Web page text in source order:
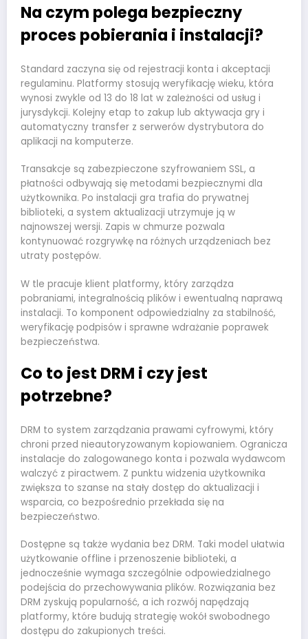
Na czym polega bezpieczny
proces pobierania i instalacji?
Standard zaczyna się od rejestracji konta i akceptacji
regulaminu. Platformy stosują weryfikację wieku, która
wynosi zwykle od 13 do 18 lat w zależności od usług i
jurysdykcji. Kolejny etap to zakup lub aktywacja gry i
automatyczny transfer z serwerów dystrybutora do
aplikacji na komputerze.
Transakcje są zabezpieczone szyfrowaniem SSL, a
płatności odbywają się metodami bezpiecznymi dla
użytkownika. Po instalacji gra trafia do prywatnej
biblioteki, a system aktualizacji utrzymuje ją w
najnowszej wersji. Zapis w chmurze pozwala
kontynuować rozgrywkę na różnych urządzeniach bez
utraty postępów.
W tle pracuje klient platformy, który zarządza
pobraniami, integralnością plików i ewentualną naprawą
instalacji. To komponent odpowiedzialny za stabilność,
weryfikację podpisów i sprawne wdrażanie poprawek
bezpieczeństwa.
Co to jest DRM i czy jest
potrzebne?
DRM to system zarządzania prawami cyfrowymi, który
chroni przed nieautoryzowanym kopiowaniem. Ogranicza
instalacje do zalogowanego konta i pozwala wydawcom
walczyć z piractwem. Z punktu widzenia użytkownika
zwiększa to szanse na stały dostęp do aktualizacji i
wsparcia, co bezpośrednio przekłada się na
bezpieczeństwo.
Dostępne są także wydania bez DRM. Taki model ułatwia
użytkowanie offline i przenoszenie biblioteki, a
jednocześnie wymaga szczególnie odpowiedzialnego
podejścia do przechowywania plików. Rozwiązania bez
DRM zyskują popularność, a ich rozwój napędzają
platformy, które budują strategię wokół swobodnego
dostępu do zakupionych treści.